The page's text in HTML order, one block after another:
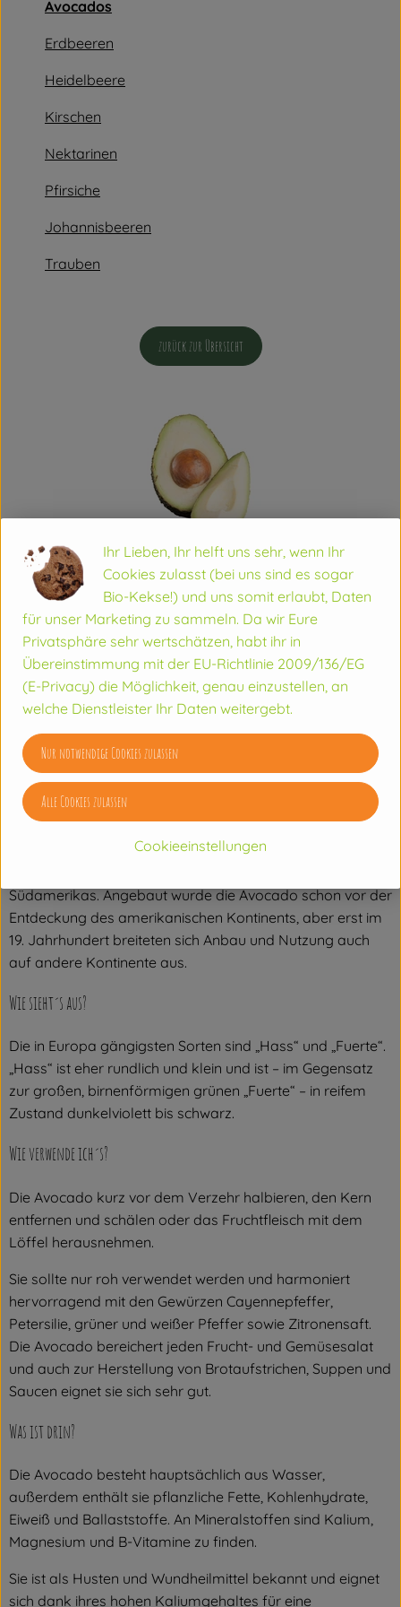
Vorratskammer
Angebot
Getränke
So geht's
Rezepte
Über uns
Avocados
Erdbeeren
Heidelbeere
Kirschen
Nektarinen
Pfirsiche
Johannisbeeren
Trauben
zurück zur Übersicht
Avocados
Wussten Sie´s schon?
Avocados bezeichnet man auch als Butter- oder
Alligatorbirnen.
Wo kommt´s her?
Die Ursprungsgebiete der Avocado sind die Tropen und
Südamerikas. Angebaut wurde die Avocado schon vor der
Entdeckung des amerikanischen Kontinents, aber erst im
19. Jahrhundert breiteten sich Anbau und Nutzung auch
auf andere Kontinente aus.
Wie sieht´s aus?
Die in Europa gängigsten Sorten sind „Hass“ und „Fuerte“.
„Hass“ ist eher rundlich und klein und ist – im Gegensatz
zur großen, birnenförmigen grünen „Fuerte“ – in reifem
Zustand dunkelviolett bis schwarz.
Wie verwende ich´s?
Die Avocado kurz vor dem Verzehr halbieren, den Kern
entfernen und schälen oder das Fruchtfleisch mit dem
Löffel herausnehmen.
Sie sollte nur roh verwendet werden und harmoniert
hervorragend mit den Gewürzen Cayennepfeffer,
Petersilie, grüner und weißer Pfeffer sowie Zitronensaft.
Die Avocado bereichert jeden Frucht- und Gemüsesalat
und auch zur Herstellung von Brotaufstrichen, Suppen und
Saucen eignet sie sich sehr gut.
Was ist drin?
Die Avocado besteht hauptsächlich aus Wasser,
außerdem enthält sie pflanzliche Fette, Kohlenhydrate,
Eiweiß und Ballaststoffe. An Mineralstoffen sind Kalium,
Magnesium und B-Vitamine zu finden.
Sie ist als Husten und Wundheilmittel bekannt und eignet
sich dank ihres hohen Kaliumgehaltes für eine
Ihr Lieben, Ihr helft uns sehr, wenn Ihr
Cookies zulasst (bei uns sind es sogar
Bio-Kekse!) und uns somit erlaubt, Daten
für unser Marketing zu sammeln. Da wir Eure
Privatsphäre sehr wertschätzen, habt ihr in
Übereinstimmung mit der EU-Richtlinie 2009/136/EG
(E-Privacy) die Möglichkeit, genau einzustellen, an
welche Dienstleister Ihr Daten weitergebt.
Cookieeinstellungen
Nur notwendige Cookies zulassen
Alle Cookies zulassen